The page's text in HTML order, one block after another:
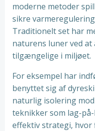
moderne metoder
sikre
Traditionelt set har
naturens luner ved
tilgængelige i miljøet.
For eksempel har
benyttet sig af
naturlig isolering
teknikker som lag-
effektiv strategi, hvor